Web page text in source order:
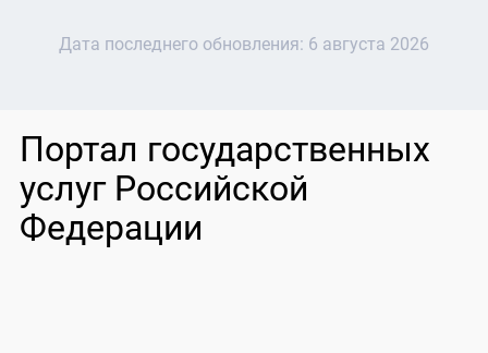
Дата последнего обновления: 6 августа 2026
Портал государственных
услуг Российской
Федерации